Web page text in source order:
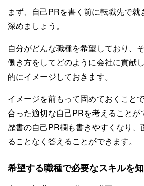
まず、自己PRを書く前に転職先で
深めましょう。
自分がどんな職種を希望しており、
働き方をしてどのように会社に貢献
的にイメージしておきます。
イメージを前もって固めておくこと
合った適切な自己PRを考えることが
歴書の自己PR欄も書きやすくなり、
ることなく答えることができます。
希望する職種で必要なスキルを